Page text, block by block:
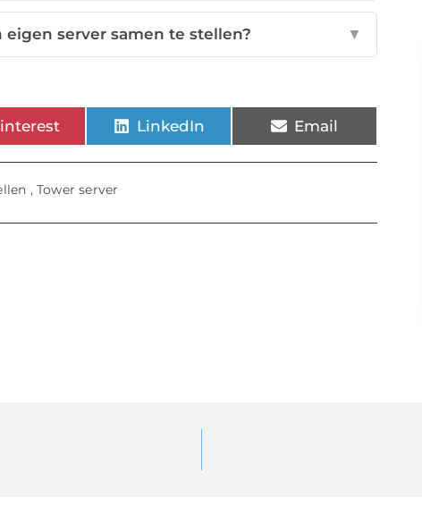
server samen te stellen? ▼
LinkedIn Email
, Tower server